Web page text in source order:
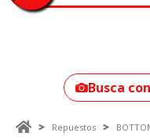
tu
Busca
Repuestos